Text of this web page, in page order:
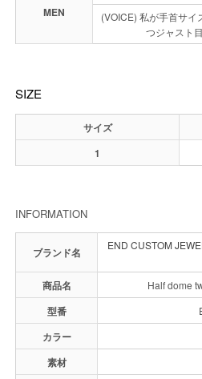
MEN
(VOICE) 私が手首サ
つジャスト
SIZE
サイズ
1
INFORMATION
ブランド名
END CUSTOM
商品名 Half dome
型番
カラー
素材